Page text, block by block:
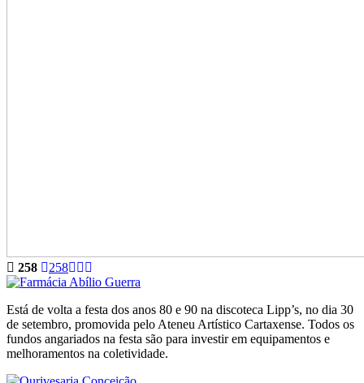
258 258
Está de volta a festa dos anos 80 e 90 na discoteca Lipp’s, no dia 30
de setembro, promovida pelo Ateneu Artístico Cartaxense. Todos os
fundos angariados na festa são para investir em equipamentos e
melhoramentos na coletividade.